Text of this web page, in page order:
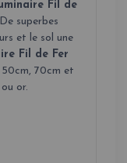
Fil de
superbes
et le sol une
Fil de Fer
50cm, 70cm et
or.